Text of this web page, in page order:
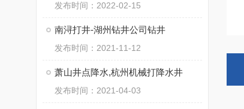
发布时间：2022-02-15
南浔打井-湖州钻井公司钻井
发布时间：2021-11-12
萧山井点降水,杭州机械打降水井
发布时间：2021-04-03